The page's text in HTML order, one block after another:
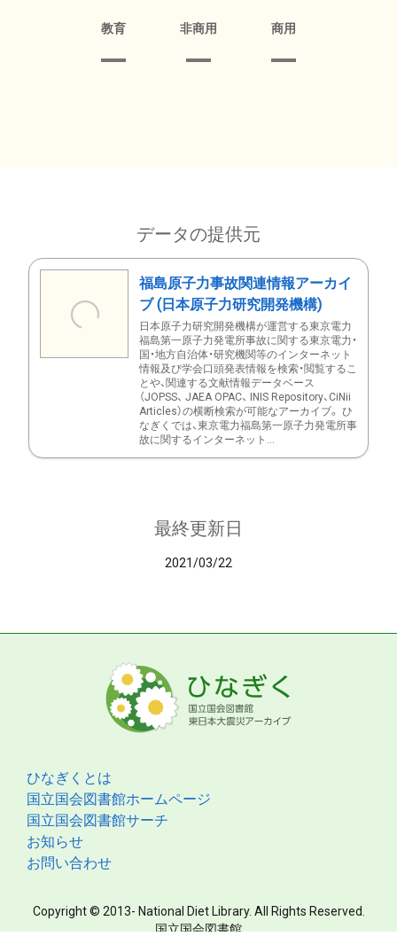
教育 非商用 商用
データの提供元
福島原子力事故関連情報アーカイ
ブ (日本原子力研究開発機構)
日本原子力研究開発機構が運営する東京電力
福島第一原子力発電所事故に関する東京電力・
国・地方自治体・研究機関等のインターネット
情報及び学会口頭発表情報を検索・閲覧するこ
とや、関連する文献情報データベース
（JOPSS、 JAEA OPAC、 INIS Repository、CiNii
Articles）の横断検索が可能なアーカイブ。 ひ
なぎくでは、東京電力福島第一原子力発電所事
故に関するインターネット...
最終更新日
2021/03/22
ひなぎくとは
国立国会図書館ホームページ
国立国会図書館サーチ
お知らせ
お問い合わせ
Copyright © 2013- National Diet Library. All Rights Reserved.